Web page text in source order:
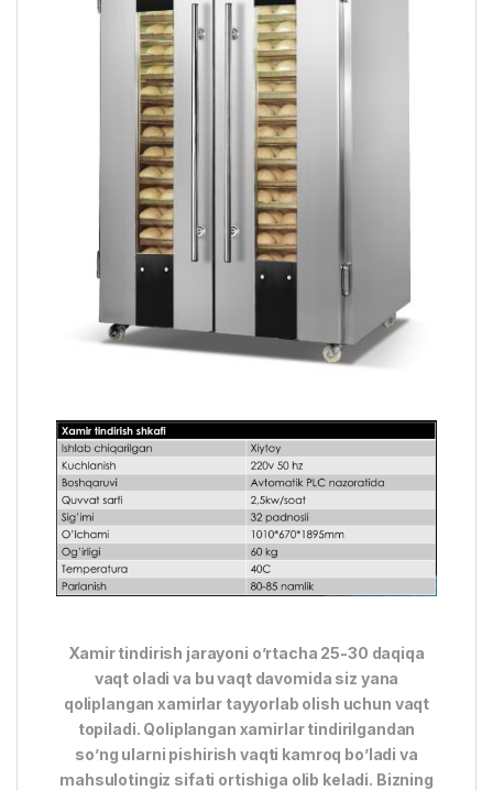
Xamir tindirish jarayoni o’rtacha 25-30 daqiqa
vaqt oladi va bu vaqt davomida siz yana
qoliplangan xamirlar tayyorlab olish uchun vaqt
topiladi. Qoliplangan xamirlar tindirilgandan
so’ng ularni pishirish vaqti kamroq bo’ladi va
mahsulotingiz sifati ortishiga olib keladi. Bizning